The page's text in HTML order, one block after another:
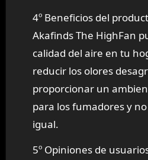
4º Beneficios del
Akafinds The HighFan
calidad del aire en tu
reducir los olores
proporcionar un
para los fumadores y
igual.
5º Opiniones de